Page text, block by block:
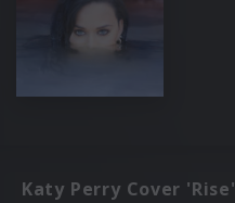
Katy Perry Cover 'Rise'